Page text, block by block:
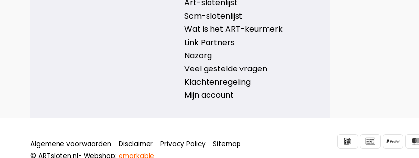
Art-slotenlijst
Scm-slotenlijst
Wat is het ART-keurmerk
Link Partners
Nazorg
Veel gestelde vragen
Klachtenregeling
Mijn account
Algemene voorwaarden Disclaimer Privacy Policy
Sitemap
© ARTsloten.nl- Webshop: emarkable